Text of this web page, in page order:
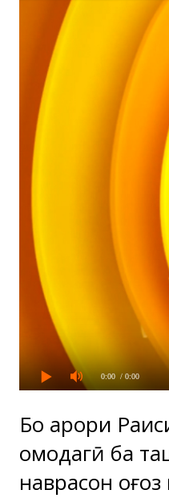
0:00 / 0:00
Бо қарори
омодагӣ ба
наврасон